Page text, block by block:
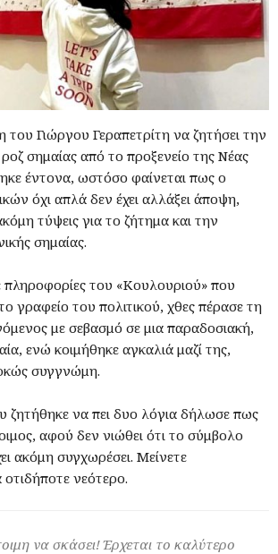
Γιώργου Γεραπετρίτη να ζητήσει την
σημαίας από το προξενείο της Νέας
έντονα, ωστόσο φαίνεται πως ο
όχι απλά δεν έχει αλλάξει άποψη,
τύψεις για το ζήτημα και την
σημαίας.
του «Κουλουριού» που
γραφείο του πολιτικού, χθες πέρασε τη
με σεβασμό σε μια παραδοσιακή,
ενώ κοιμήθηκε αγκαλιά μαζί της,
συγγνώμη.
ζητήθηκε να πει δυο λόγια δήλωσε πως
αφού δεν νιώθει ότι το σύμβολο
ακόμη συγχωρέσει. Μείνετε
οτιδήποτε νεότερο.
να σκάσει! Έρχεται το καλύτερο